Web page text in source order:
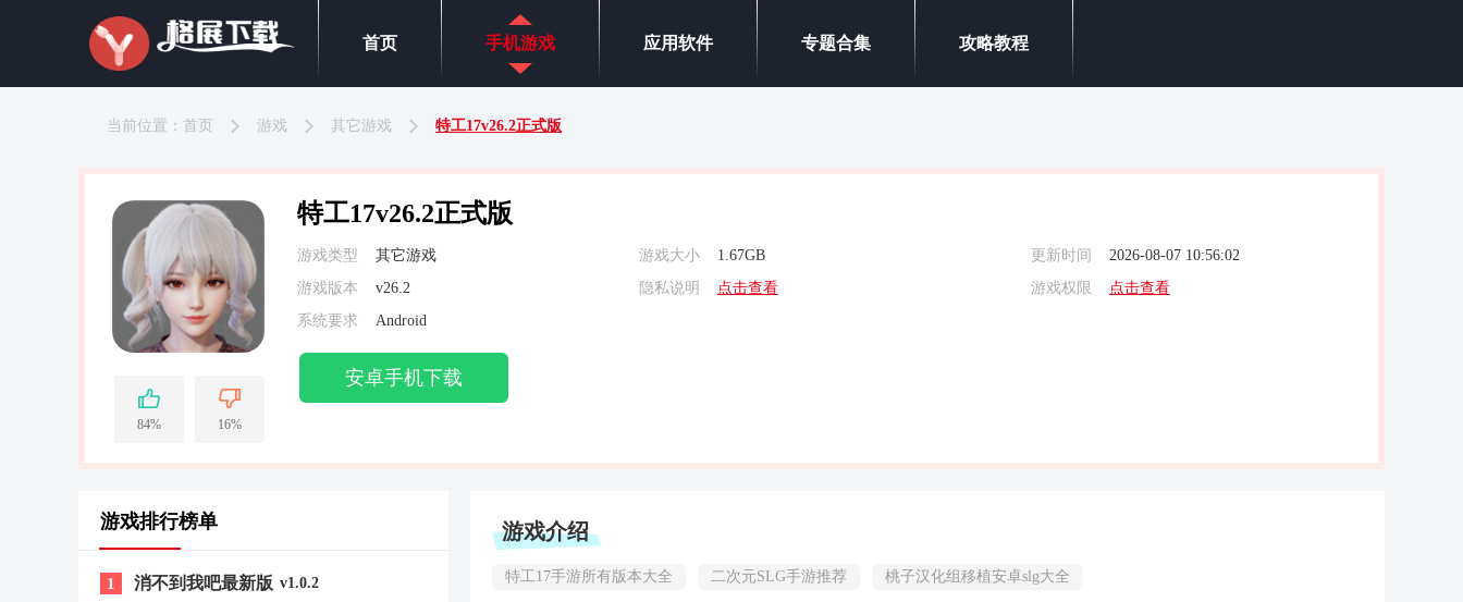
首页 手机游戏 应用软件 专题合集 攻略教程
当前位置： 首页 游戏 其它游戏 特工17v26.2正式版
84% 16%
特工17v26.2正式版
游戏类型 其它游戏 游戏大小 1.67GB 更新时间
2026-08-07 10:56:02
游戏版本
v26.2 隐私说明 点击查看 游戏权限
点击查看
系统要求
Android
安卓手机下载
游戏排行榜单
1 消不到我吧最新版 v1.0.2
游戏介绍
特工17手游所有版本大全 二次元SLG手游推荐 桃子汉化组移植安卓slg大全